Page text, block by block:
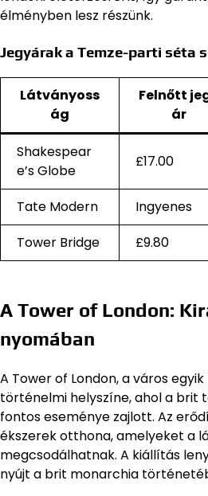
élményben lesz részünk.
Jegyárak a Temze-parti séta
Látványoss
ág
Felnőtt
ár
Shakespear
e’s Globe
£17.00
Tate Modern Ingyenes
Tower Bridge
£9.80
A Tower of London:
nyomában
A Tower of London, a város
történelmi helyszíne, ahol a brit
fontos eseménye zajlott. Az
ékszerek otthona, amelyeket a
megcsodálhatnak. A kiállítás
nyújt a brit monarchia